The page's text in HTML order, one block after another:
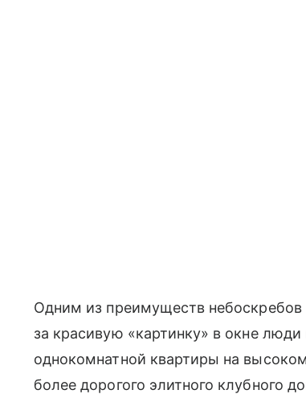
Одним из преимуществ
за красивую «картинку» в окне
однокомнатной квартиры на
более дорогого элитного клубного